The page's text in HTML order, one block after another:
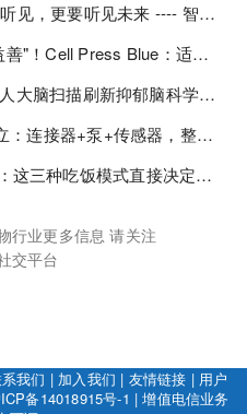
【人工耳蜗技术解读】不止听见，更要听见未来 ---- 智能耳蜗，开启人工耳蜗技术新纪元！
实锤！蛋白质真不是"多多益善"！Cell Press Blue：适度限蛋白，反而拉长健康寿命！
Nat Mental Health：两万余人大脑扫描刷新抑郁脑科学认知！抑郁不只是情绪病，视觉、运动脑区同步受损！
官宣 | CPC Biotech正式成立：连接器+泵+传感器，整合生物制药流体管理解决方案！
J Nutri 3万人膳食网络发现：这三种吃饭模式直接决定心血管风险与寿命长短！
行业更多信息 请关注
交平台
我们 | 加入我们 | 友情链接 | 用户
备14018915号-1 |增值电信业务